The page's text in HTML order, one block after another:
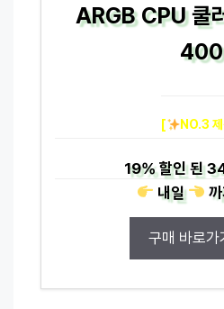
ARGB CPU 쿨
400
[ NO.3
19%할인 된
내일
구매 바로가